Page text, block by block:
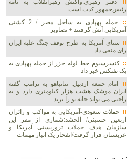
دفتر رهبری:واکنش رهبرانقلاب به نامه
رئیس‌جمهور کذب است
حمله پهپادی به ساحل مصر / 2 کشتی
آمریکایی آتش گرفتند + تصاویر
سنای آمریکا به طرح توقف جنگ علیه ایران
رای منفی داد
کنسرسیوم خط لوله خزر از حمله پهپادی به
یک نفتکش خبر داد
امام جمعه اردبیل: نتانیاهو به ترامپ گفته
ایران موشک هشت هزار کیلومتری دارد و به
راحتی می تواند خانه تو را بزند
حملات سعودی-آمریکایی به مواکب و زائران
اربعین حسینی/ الحشد:شماری از مقر این
سازمان هدف حملات تروریستی آمریکا و
عربستان قرار گرفت/انفجار یک انبار مهمات